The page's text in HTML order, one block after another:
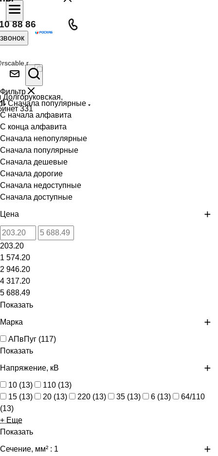
88 86
331
Фильтр
Сначала популярные
С начала алфавита
С конца алфавита
Сначала непопулярные
Сначала популярные
Сначала дешевые
Сначала дорогие
Сначала недоступные
Сначала доступные
Цена
203.20
1 574.20
2 946.20
4 317.20
5 688.49
Показать
Марка
АПвПуг (117)
Показать
Напряжение, кВ
10 (13) 110 (13)
15 (13) 20 (13) 220 (13) 35 (13) 6 (13)
64/110
(13)
+ Еще
Показать
Сечение, мм² : 1